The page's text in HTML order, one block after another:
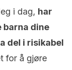
i dag, har
barna dine
del i risikabel
for å gjøre